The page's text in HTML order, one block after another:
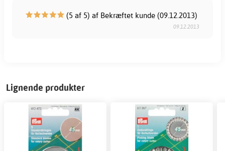
(5 af 5) af Bekræftet kunde (09.12.2013)
09.12.2013
Lignende produkter